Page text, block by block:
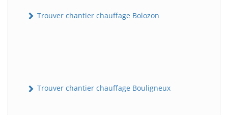
Trouver chantier chauffage Bolozon
Trouver chantier chauffage Bouligneux